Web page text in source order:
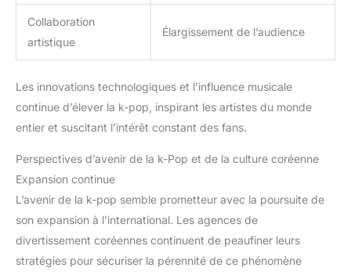
Collaboration
artistique
Élargissement de l’audience
Les innovations technologiques et l’influence musicale
continue d’élever la k-pop, inspirant les artistes du monde
entier et suscitant l’intérêt constant des fans.
Perspectives d’avenir de la k-Pop et de la culture coréenne
Expansion continue
L’avenir de la k-pop semble prometteur avec la poursuite de
son expansion à l’international. Les agences de
divertissement coréennes continuent de peaufiner leurs
stratégies pour sécuriser la pérennité de ce phénomène